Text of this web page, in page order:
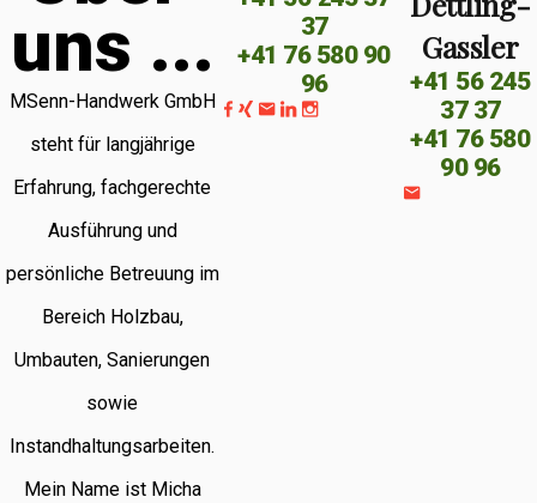
uns ...
MSenn-Handwerk GmbH
steht für langjährige
Erfahrung, fachgerechte
Ausführung und
persönliche Betreuung im
Bereich Holzbau,
Umbauten, Sanierungen
sowie
Instandhaltungsarbeiten.
Mein Name ist Micha
37
+41 76 580 90
96
Gassler
+41 56 245
37 37
+41 76 580
90 96